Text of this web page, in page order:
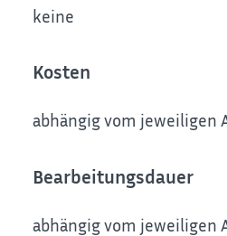
keine
Kosten
abhängig vom jeweiligen
Bearbeitungsdauer
abhängig vom jeweiligen